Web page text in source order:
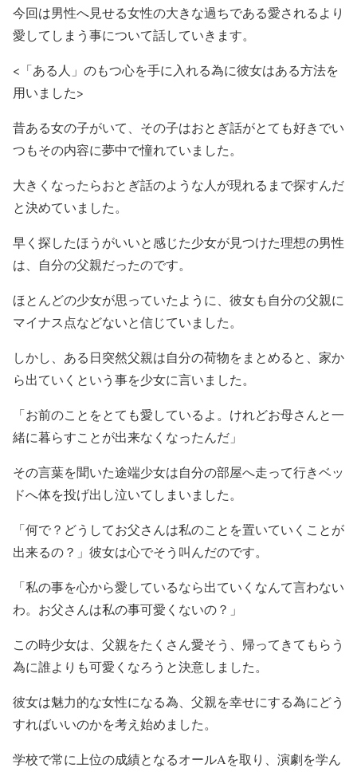
今回は男性へ見せる女性の大きな過ちである愛されるより
愛してしまう事について話していきます。
<「ある人」のもつ心を手に入れる為に彼女はある方法を
用いました>
昔ある女の子がいて、その子はおとぎ話がとても好きでい
つもその内容に夢中で憧れていました。
大きくなったらおとぎ話のような人が現れるまで探すんだ
と決めていました。
早く探したほうがいいと感じた少女が見つけた理想の男性
は、自分の父親だったのです。
ほとんどの少女が思っていたように、彼女も自分の父親に
マイナス点などないと信じていました。
しかし、ある日突然父親は自分の荷物をまとめると、家か
ら出ていくという事を少女に言いました。
「お前のことをとても愛しているよ。けれどお母さんと一
緒に暮らすことが出来なくなったんだ」
その言葉を聞いた途端少女は自分の部屋へ走って行きベッ
ドへ体を投げ出し泣いてしまいました。
「何で？どうしてお父さんは私のことを置いていくことが
出来るの？」彼女は心でそう叫んだのです。
「私の事を心から愛しているなら出ていくなんて言わない
わ。お父さんは私の事可愛くないの？」
この時少女は、父親をたくさん愛そう、帰ってきてもらう
為に誰よりも可愛くなろうと決意しました。
彼女は魅力的な女性になる為、父親を幸せにする為にどう
すればいいのかを考え始めました。
学校で常に上位の成績となるオールAを取り、演劇を学ん